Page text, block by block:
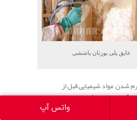
عایق پلی یورتان پاششی
شدن مواد شیمیایی قبل از
آمدن بخارات شیمیایی و همچنین
موارد استفاده فوم پاششی در
واتس آپ